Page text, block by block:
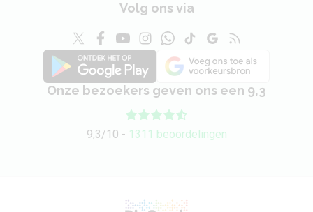
Volg ons via
Onze bezoekers geven ons een 9,3
9,3/10 - 1311 beoordelingen